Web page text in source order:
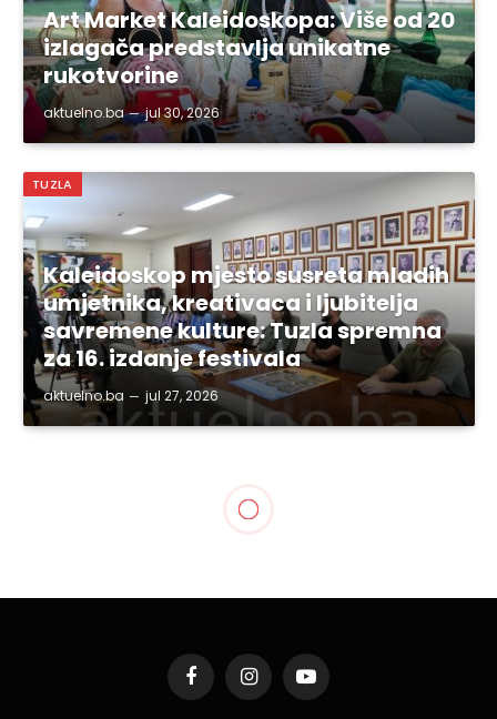
Art Market Kaleidoskopa: Više od 20
izlagača predstavlja unikatne
rukotvorine
aktuelno.ba jul 30, 2026
TUZLA
Kaleidoskop mjesto susreta mladih
umjetnika, kreativaca i ljubitelja
savremene kulture: Tuzla spremna
za 16. izdanje festivala
aktuelno.ba jul 27, 2026
FacebookInstagramYouTube